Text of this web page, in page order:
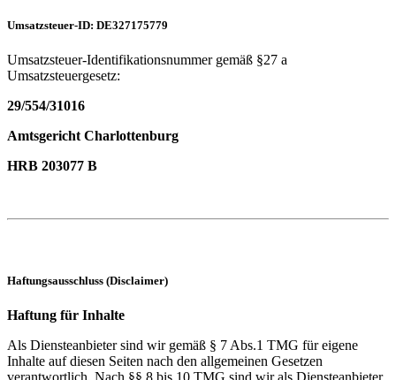
Umsatzsteuer-ID: DE327175779
Umsatzsteuer-Identifikationsnummer gemäß §27 a
Umsatzsteuergesetz:
29/554/31016
Amtsgericht Charlottenburg
HRB 203077 B
Haftungsausschluss (Disclaimer)
Haftung für Inhalte
Als Diensteanbieter sind wir gemäß § 7 Abs.1 TMG für eigene
Inhalte auf diesen Seiten nach den allgemeinen Gesetzen
verantwortlich. Nach §§ 8 bis 10 TMG sind wir als Diensteanbieter